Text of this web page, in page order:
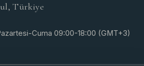
Türkiye
Cuma 09:00-18:00 (GMT+3)